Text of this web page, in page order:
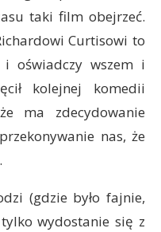
taki film obejrzeć.
Curtisowi to
oświadczy wszem i
kolejnej komedii
ma zdecydowanie
nas, że
(gdzie było fajnie,
wydostanie się z